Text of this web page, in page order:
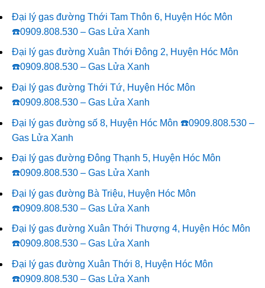
Đại lý gas đường Thới Tam Thôn 6, Huyện Hóc Môn
☎️0909.808.530 – Gas Lửa Xanh
Đại lý gas đường Xuân Thới Đông 2, Huyện Hóc Môn
☎️0909.808.530 – Gas Lửa Xanh
Đại lý gas đường Thới Tứ, Huyện Hóc Môn
☎️0909.808.530 – Gas Lửa Xanh
Đại lý gas đường số 8, Huyện Hóc Môn ☎️0909.808.530 –
Gas Lửa Xanh
Đại lý gas đường Đông Thạnh 5, Huyện Hóc Môn
☎️0909.808.530 – Gas Lửa Xanh
Đại lý gas đường Bà Triệu, Huyện Hóc Môn
☎️0909.808.530 – Gas Lửa Xanh
Đại lý gas đường Xuân Thới Thượng 4, Huyện Hóc Môn
☎️0909.808.530 – Gas Lửa Xanh
Đại lý gas đường Xuân Thới 8, Huyện Hóc Môn
☎️0909.808.530 – Gas Lửa Xanh